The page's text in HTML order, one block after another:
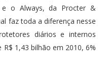
e o Always, da Procter &
faz toda a diferença nesse
diários e internos
1,43 bilhão em 2010, 6%